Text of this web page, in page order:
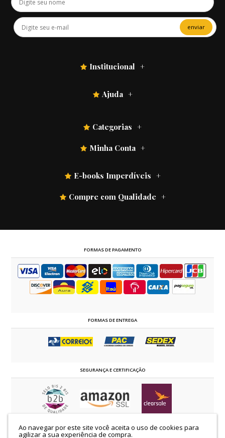
Ao navegar por este site você aceita o uso de cookies para
agilizar a sua experiência de compra.
enviar
Institucional
Ajuda
Categorias
Minha Conta
E-books Imperdíveis
Compre com Qualidade
FORMAS DE PAGAMENTO
FORMAS DE ENTREGA
SEGURANÇA E CERTIFICAÇÃO
©2014 - 2024 estrelaevangelica.com.br | TODOS OS DIREITOS RESERVADOS
K.C.S Comércio de Confecções Ltda | CNPJ: 58.509.129/0001-00